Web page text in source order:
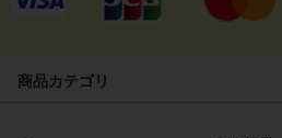
商品カテゴリ